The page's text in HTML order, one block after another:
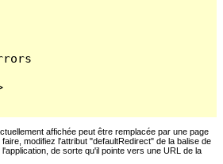
affichée peut être remplacée par une page
modifiez l'attribut "defaultRedirect" de la balise de
de sorte qu'il pointe vers une URL de la